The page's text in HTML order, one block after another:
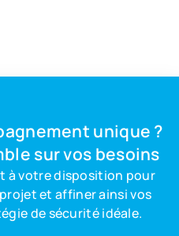
unique ?
sur vos besoins
à votre disposition pour
et affiner ainsi vos
de sécurité idéale.